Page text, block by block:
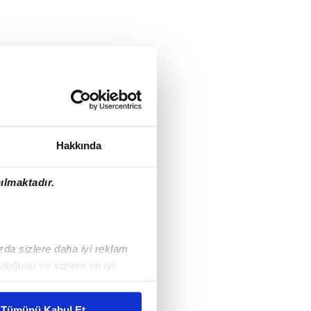
Hakkında
sizlere daha iyi reklam
ve sizlere en iyi